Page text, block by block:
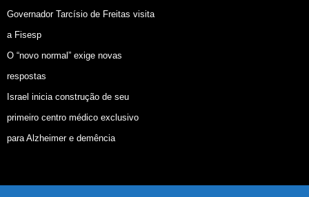
Governador Tarcísio de Freitas visita
a Fisesp
O “novo normal” exige novas
respostas
Israel inicia construção de seu
primeiro centro médico exclusivo
para Alzheimer e demência